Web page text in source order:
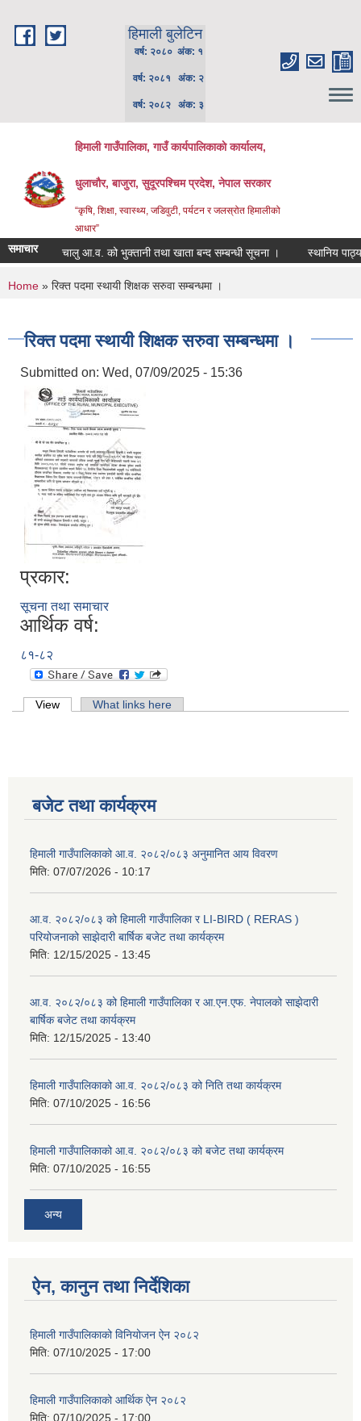
हिमाली बुलेटिन
वर्ष: २०८० अंक: १
वर्ष: २०८१ अंक: २
वर्ष: २०८२ अंक: ३
हिमाली गाउँपालिका, गाउँ कार्यपालिकाकाे कार्यालय,
धुलाचौर, बाजुरा, सुदूरपश्चिम प्रदेश, नेपाल सरकार
“कृषि, शिक्षा, स्वास्थ्य, जडिवुटी, पर्यटन र जलस्रोत हिमालीको
आधार”
समाचार चालु आ.व. को भुक्तानी तथा खाता बन्द सम्बन्धी सूचना । स्थानिय
You are here
Home » रिक्त पदमा स्थायी शिक्षक सरुवा सम्बन्धमा ।
रिक्त पदमा स्थायी शिक्षक सरुवा सम्बन्धमा ।
Submitted on: Wed, 07/09/2025 - 15:36
प्रकार:
सूचना तथा समाचार
आर्थिक वर्ष:
८१-८२
Primary tabs
View (active tab)What links here
बजेट तथा कार्यक्रम
हिमाली गाउँपालिकाको आ.व. २०८२/०८३ अनुमानित आय विवरण
मिति: 07/07/2026 - 10:17
आ.व. २०८२/०८३ को हिमाली गाउँपालिका र LI-BIRD ( RERAS )
परियोजनाको साझेदारी बार्षिक बजेट तथा कार्यक्रम
मिति: 12/15/2025 - 13:45
आ.व. २०८२/०८३ को हिमाली गाउँपालिका र आ.एन.एफ. नेपालको साझेदारी
बार्षिक बजेट तथा कार्यक्रम
मिति: 12/15/2025 - 13:40
हिमाली गाउँपालिकाको आ.व. २०८२/०८३ को निति तथा कार्यक्रम
मिति: 07/10/2025 - 16:56
हिमाली गाउँपालिकाको आ.व. २०८२/०८३ को बजेट तथा कार्यक्रम
मिति: 07/10/2025 - 16:55
अन्य
ऐन, कानुन तथा निर्देशिका
हिमाली गाउँपालिकाको विनियोजन ऐन २०८२
मिति: 07/10/2025 - 17:00
हिमाली गाउँपालिकाको आर्थिक ऐन २०८२
मिति: 07/10/2025 - 17:00